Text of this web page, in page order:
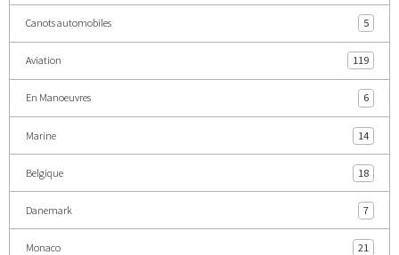
Canots automobiles 5
Aviation 119
En Manoeuvres 6
Marine 14
Belgique 18
Danemark 7
Monaco 21